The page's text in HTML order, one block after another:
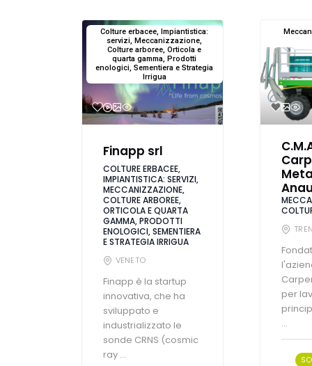
Colture erbacee, Impiantistica:
servizi, Meccanizzazione,
Colture arboree, Orticola e
quarta gamma, Prodotti
enologici, Sementiera e Strategia
Irrigua
Finapp srl
COLTURE ERBACEE,
IMPIANTISTICA: SERVIZI,
MECCANIZZAZIONE,
COLTURE ARBOREE,
ORTICOLA E QUARTA
GAMMA, PRODOTTI
ENOLOGICI, SEMENTIERA
E STRATEGIA IRRIGUA
VENETO
Finapp è la startup
innovativa, che ha
sviluppato e
industrializzato le
sonde CRNS (cosmic
ray ...
per
...